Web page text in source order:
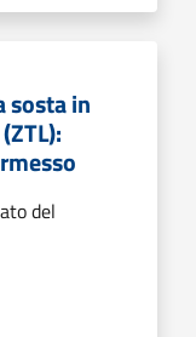
sosta in
del